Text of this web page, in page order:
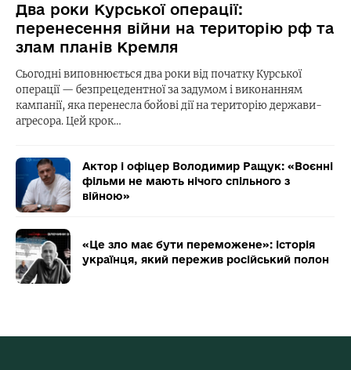
Два роки Курської операції:
перенесення війни на територію рф та
злам планів Кремля
Сьогодні виповнюється два роки від початку Курської
операції — безпрецедентної за задумом і виконанням
кампанії, яка перенесла бойові дії на територію держави-
агресора. Цей крок…
Актор і офіцер Володимир Ращук: «Воєнні
фільми не мають нічого спільного з
війною»
«Це зло має бути переможене»: історія
українця, який пережив російський полон